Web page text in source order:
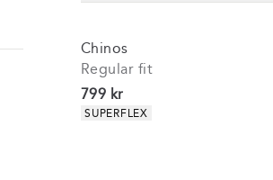
Chinos
Regular fit
I alt (inkl. rabat)
799 kr
Produkt egenskaber
SUPERFLEX